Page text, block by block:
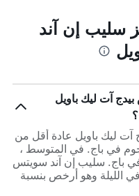
سليب إن آند
آت ليك باويل
ليك باويل عادة أقل من
مصنف 2 من النجوم في باج. في المتوسط ،
﷼ في الليلة في باج. سليب إن آند سويتس
ليك باويل سيعطيك 482 ﷼ في الليلة وهو أرخص بنسبة